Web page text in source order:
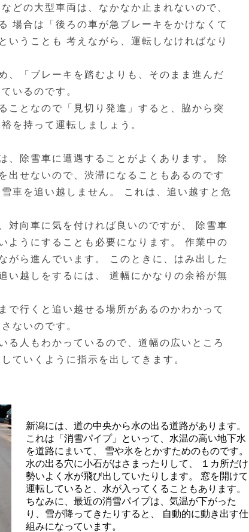
どの大型車両は、なかなか止まれないので、
場合は「後ろの車が急ブレーキをかけなくて
いうことも 考えながら、運転しなければなり
、「ブレーキを踏むよりも、そのまま進んだ
いるのです。
ことなので「見切り発進」すると、脇から突
を持って運転しましょう。
、除雪車に遭遇することがよくあります。 除
出せないので、渋滞になることもあるのです
車を追い越しません。 これは、追い越すと危
対向車に気を付ければ良いのですが、 除雪車
ようにすることも必要になります。 作業中の
がら進んでいます。 このときに、はみ出した
い越しをするには、 道幅にかなりの余裕が無
で行くと追い越せる場所があるのかわかって
ないのです。
る人もわかっているので、道幅の広いところ
ていくように指示を出してきます。
新潟には、道の中央から水の出る道路があります。
これは「消雪パイプ」といって、水温の高い地下水
を道路にまいて、 雪や氷をとかすためのものです。
水の出る穴に小石がはさまったりして、 １カ所だけ
勢いよく水が飛び出していたりします。 窓を開けて
運転していると、水が入ってくることもあります。
ちなみに、最近の消雪パイプは、気温が下がった
り、雪が降ってきたりすると、 自動的に動き出す仕
組みになっています。